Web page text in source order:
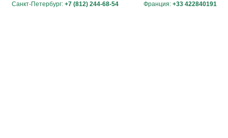
Санкт-Петербург: +7 (812) 244-68-54 Франция: +33 422840191